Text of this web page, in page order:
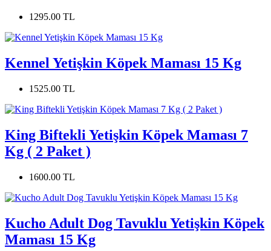
1295.00 TL
Kennel Yetişkin Köpek Maması 15 Kg
1525.00 TL
King Biftekli Yetişkin Köpek Maması 7
Kg ( 2 Paket )
1600.00 TL
Kucho Adult Dog Tavuklu Yetişkin Köpek
Maması 15 Kg